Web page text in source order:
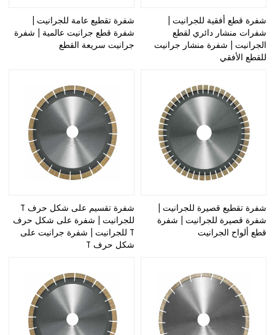
شفرة قطع أفقية للجرانيت |
شفرات منشار دائري لقطع
الجرانيت | شفرة منشار جرانيت
للقطع الأفقي
شفرة تقطيع عامة للجرانيت |
شفرة قطع جرانيت عالمية | شفرة
جرانيت سريعة القطع
شفرة تقطيع قصيرة للجرانيت |
شفرة قصيرة للجرانيت | شفرة
قطع ألواح الجرانيت
شفرة تقسيم على شكل حرف T
للجرانيت | شفرة على شكل حرف
T للجرانيت | شفرة جرانيت على
شكل حرف T